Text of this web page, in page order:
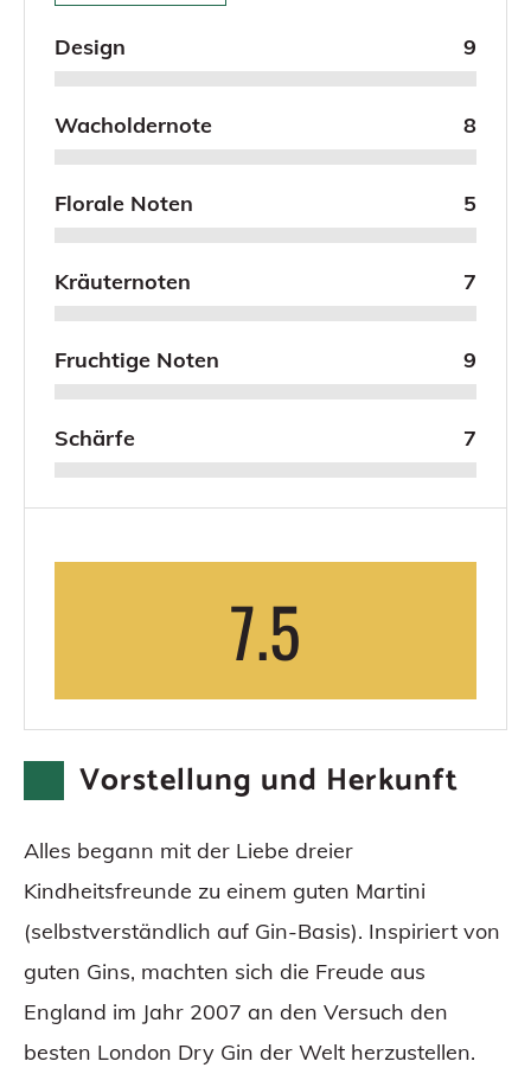
Design 9
Wacholdernote 8
Florale Noten 5
Kräuternoten 7
Fruchtige Noten 9
Schärfe 7
7.5
Vorstellung und Herkunft
Alles begann mit der Liebe dreier
Kindheitsfreunde zu einem guten Martini
(selbstverständlich auf Gin-Basis). Inspiriert von
guten Gins, machten sich die Freude aus
England im Jahr 2007 an den Versuch den
besten London Dry Gin der Welt herzustellen.